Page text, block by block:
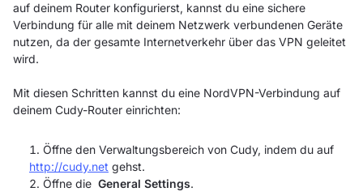
auf deinem Router konfigurierst, kannst du eine sichere
Verbindung für alle mit deinem Netzwerk verbundenen Geräte
nutzen, da der gesamte Internetverkehr über das VPN geleitet
wird.
Mit diesen Schritten kannst du eine NordVPN-Verbindung auf
deinem Cudy-Router einrichten:
Öffne den Verwaltungsbereich von Cudy, indem du auf
http://cudy.net gehst.
Öffne die General Settings.